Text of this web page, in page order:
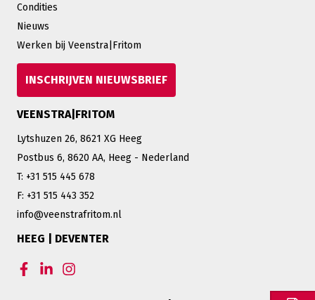
Condities
Nieuws
Werken bij Veenstra|Fritom
INSCHRIJVEN NIEUWSBRIEF
VEENSTRA|FRITOM
Lytshuzen 26, 8621 XG Heeg
Postbus 6, 8620 AA, Heeg - Nederland
T: +31 515 445 678
F: +31 515 443 352
info@veenstrafritom.nl
HEEG | DEVENTER